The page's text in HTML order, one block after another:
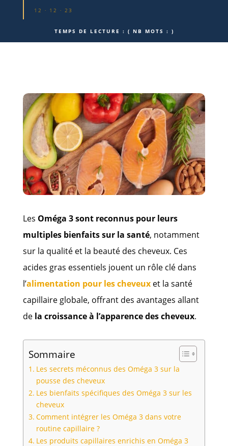
12 · 12 · 23
TEMPS DE LECTURE : ( NB MOTS : )
Les Oméga 3 sont reconnus pour leurs
multiples bienfaits sur la santé, notamment
sur la qualité et la beauté des cheveux. Ces
acides gras essentiels jouent un rôle clé dans
l’alimentation pour les cheveuxet la santé
capillaire globale, offrant des avantages allant
de la croissance à l’apparence des cheveux.
Sommaire
Les secrets méconnus des Oméga 3 sur la
pousse des cheveux
Les bienfaits spécifiques des Oméga 3 sur les
cheveux
Comment intégrer les Oméga 3 dans votre
routine capillaire ?
Les produits capillaires enrichis en Oméga 3